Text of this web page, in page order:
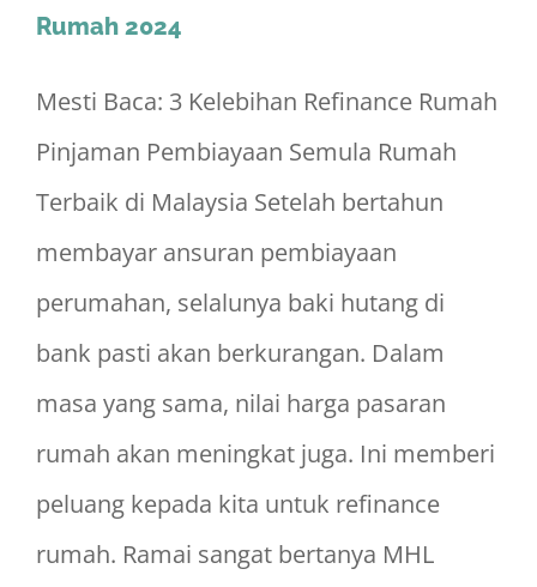
Rumah 2024
Mesti Baca: 3 Kelebihan Refinance Rumah
Pinjaman Pembiayaan Semula Rumah
Terbaik di Malaysia Setelah bertahun
membayar ansuran pembiayaan
perumahan, selalunya baki hutang di
bank pasti akan berkurangan. Dalam
masa yang sama, nilai harga pasaran
rumah akan meningkat juga. Ini memberi
peluang kepada kita untuk refinance
rumah. Ramai sangat bertanya MHL